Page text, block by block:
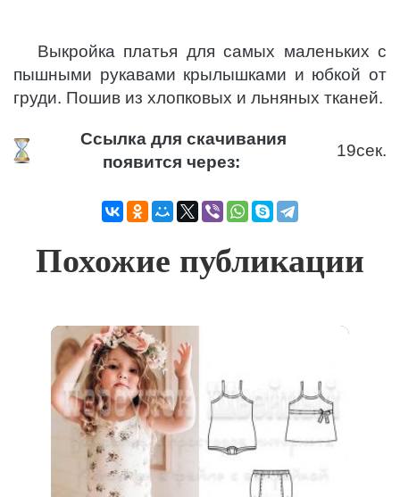
Выкройка платья для самых маленьких с
пышными рукавами крылышками и юбкой от
груди. Пошив из хлопковых и льняных тканей.
Ссылка для скачивания
появится через:
19сек.
Похожие публикации